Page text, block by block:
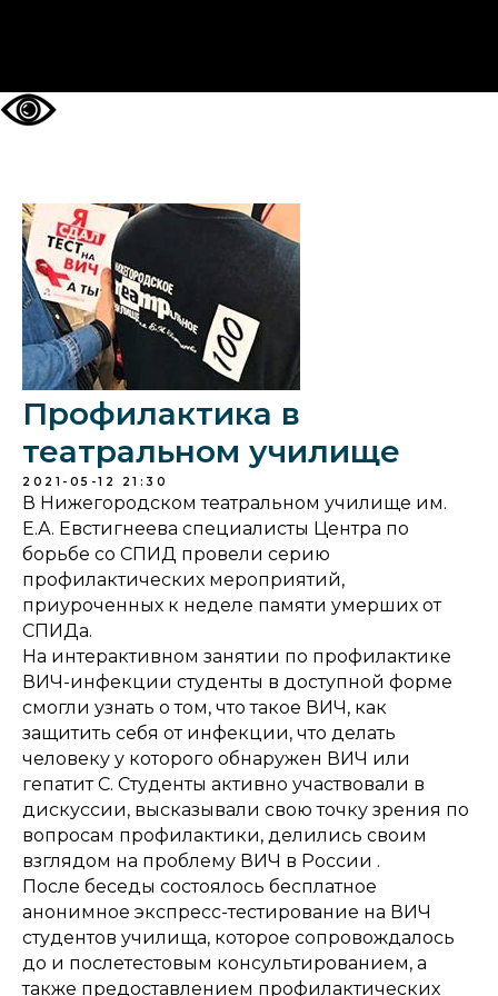
Профилактика в
театральном училище
2021-05-12 21:30
В Нижегородском театральном училище им.
Е.А. Евстигнеева специалисты Центра по
борьбе со СПИД провели серию
профилактических мероприятий,
приуроченных к неделе памяти умерших от
СПИДа.
На интерактивном занятии по профилактике
ВИЧ-инфекции студенты в доступной форме
смогли узнать о том, что такое ВИЧ, как
защитить себя от инфекции, что делать
человеку у которого обнаружен ВИЧ или
гепатит С. Студенты активно участвовали в
дискуссии, высказывали свою точку зрения по
вопросам профилактики, делились своим
взглядом на проблему ВИЧ в России .
После беседы состоялось бесплатное
анонимное экспресс-тестирование на ВИЧ
студентов училища, которое сопровождалось
до и послетестовым консультированием, а
также предоставлением профилактических